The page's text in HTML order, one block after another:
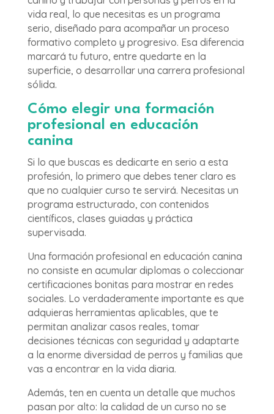
vida real, lo que necesitas es un programa
serio, diseñado para acompañar un proceso
formativo completo y progresivo. Esa diferencia
marcará tu futuro, entre quedarte en la
superficie, o desarrollar una carrera profesional
sólida.
Cómo elegir una formación
profesional en educación
canina
Si lo que buscas es dedicarte en serio a esta
profesión, lo primero que debes tener claro es
que no cualquier curso te servirá. Necesitas un
programa estructurado, con contenidos
científicos, clases guiadas y práctica
supervisada.
Una formación profesional en educación canina
no consiste en acumular diplomas o coleccionar
certificaciones bonitas para mostrar en redes
sociales. Lo verdaderamente importante es que
adquieras herramientas aplicables, que te
permitan analizar casos reales, tomar
decisiones técnicas con seguridad y adaptarte
a la enorme diversidad de perros y familias que
vas a encontrar en la vida diaria.
Además, ten en cuenta un detalle que muchos
pasan por alto: la calidad de un curso no se